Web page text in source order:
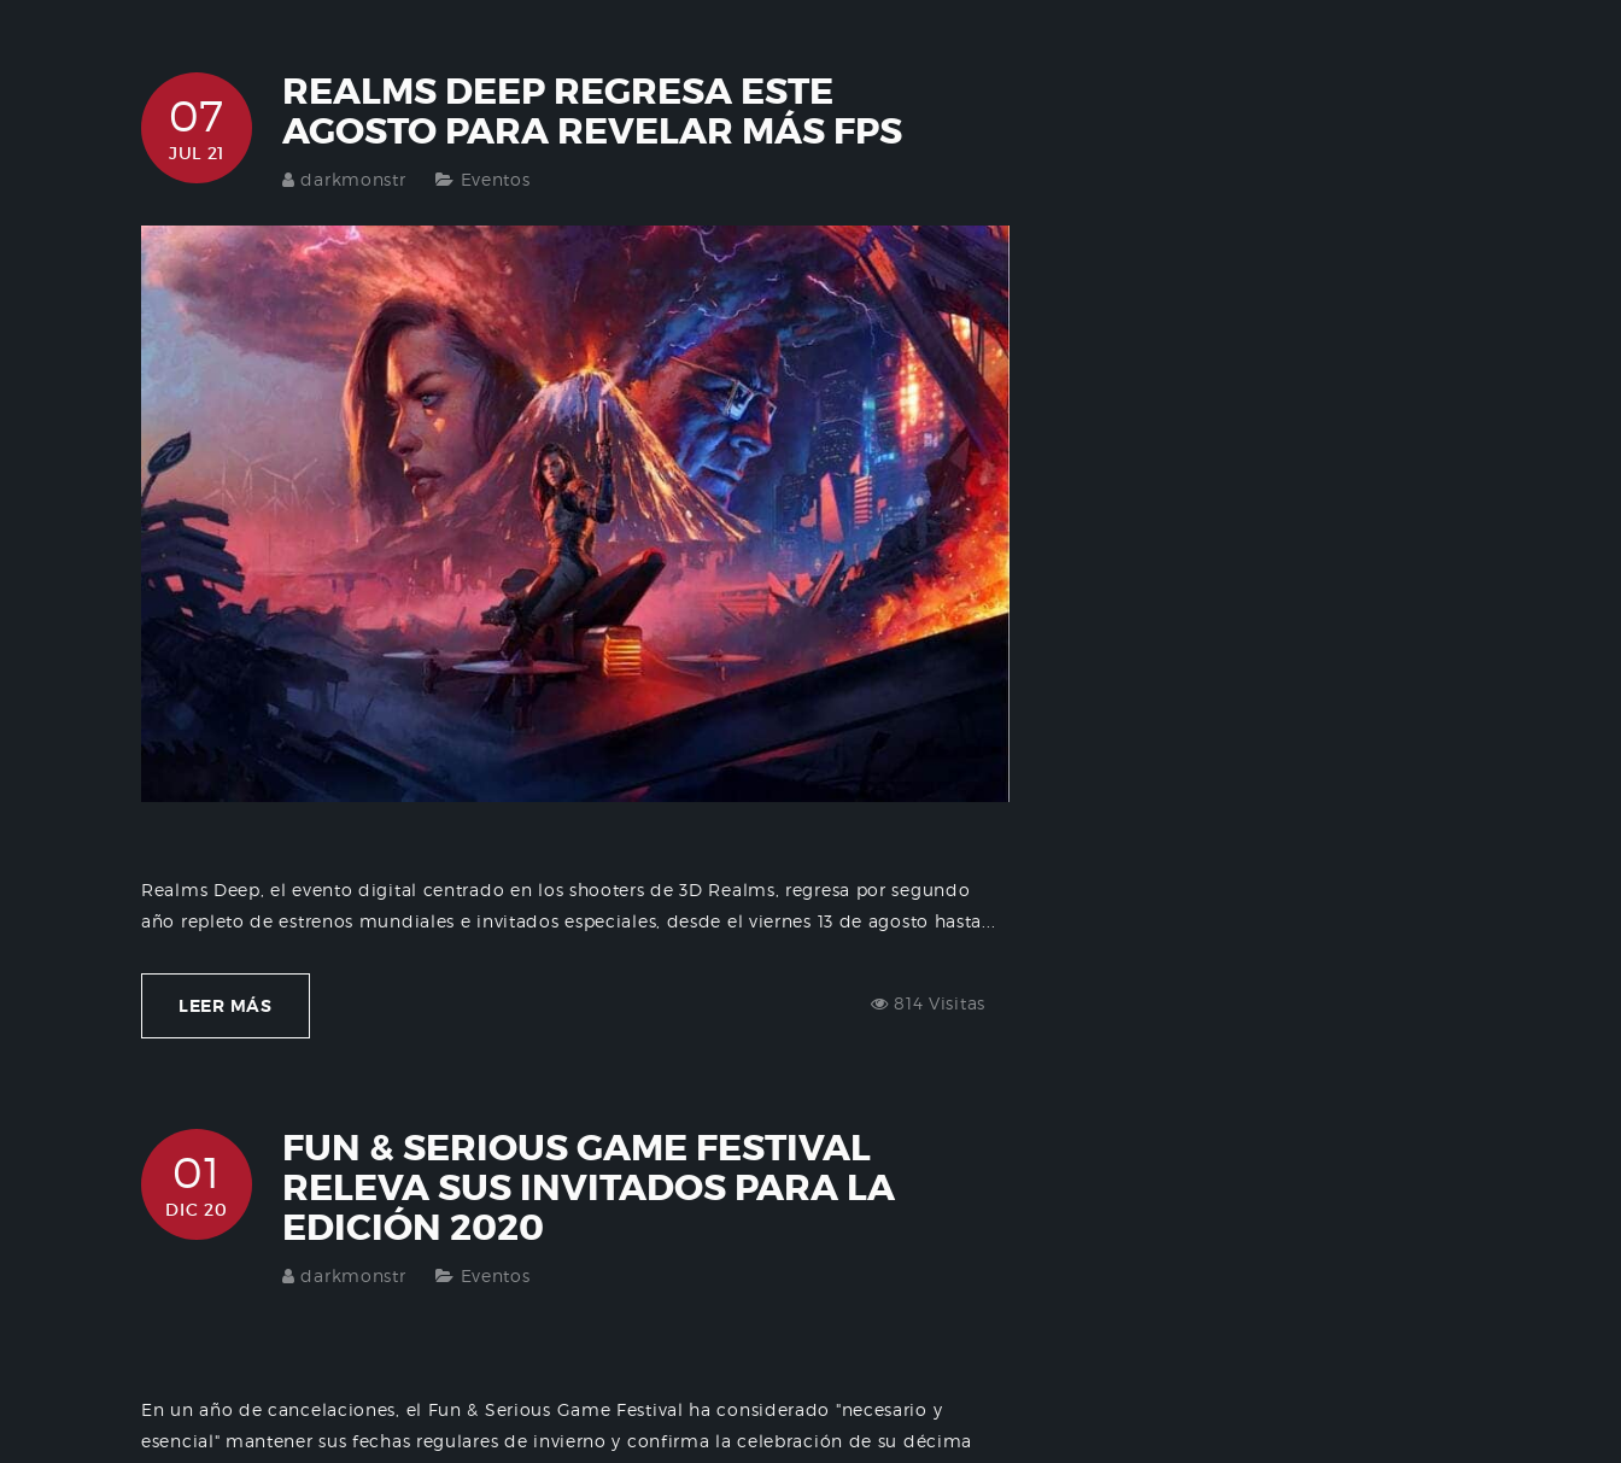
07
JUL 21
REALMS DEEP REGRESA ESTE
AGOSTO PARA REVELAR MÁS FPS
darkmonstr Eventos
Realms Deep, el evento digital centrado en los shooters de 3D Realms, regresa por segundo
año repleto de estrenos mundiales e invitados especiales, desde el viernes 13 de agosto hasta...
LEER MÁS 814 Visitas
01
DIC 20
FUN & SERIOUS GAME FESTIVAL
RELEVA SUS INVITADOS PARA LA
EDICIÓN 2020
darkmonstr Eventos
En un año de cancelaciones, el Fun & Serious Game Festival ha considerado "necesario y
esencial" mantener sus fechas regulares de invierno y confirma la celebración de su décima